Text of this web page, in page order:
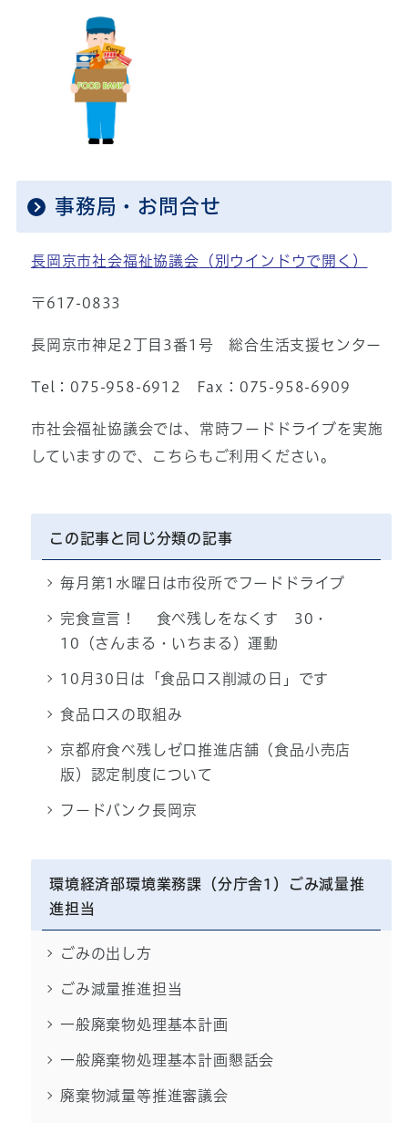
事務局・お問合せ
長岡京市社会福祉協議会 （別ウインドウで開く）
〒617-0833
長岡京市神足2丁目3番1号 総合生活支援センター
Tel：075-958-6912 Fax：075-958-6909
市社会福祉協議会では、常時フードドライブを実施
していますので、こちらもご利用ください。
この記事と同じ分類の記事
毎月第1水曜日は市役所でフードドライブ
完食宣言！ 食べ残しをなくす 30・
10（さんまる・いちまる）運動
10月30日は「食品ロス削減の日」です
食品ロスの取組み
京都府食べ残しゼロ推進店舗（食品小売店
版）認定制度について
フードバンク長岡京
環境経済部環境業務課（分庁舎1）ごみ減量推
進担当
ごみの出し方
ごみ減量推進担当
一般廃棄物処理基本計画
一般廃棄物処理基本計画懇話会
廃棄物減量等推進審議会